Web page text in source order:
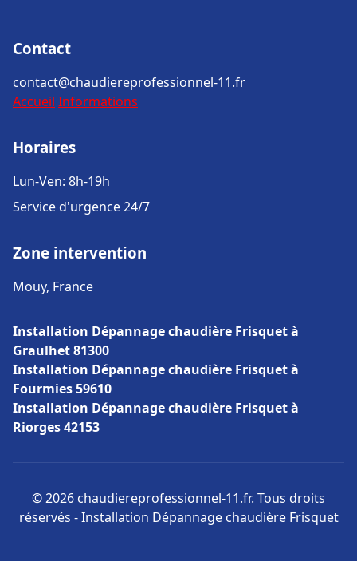
Contact
contact@chaudiereprofessionnel-11.fr
Accueil Informations
Horaires
Lun-Ven: 8h-19h
Service d'urgence 24/7
Zone intervention
Mouy, France
Installation Dépannage chaudière Frisquet à
Graulhet 81300
Installation Dépannage chaudière Frisquet à
Fourmies 59610
Installation Dépannage chaudière Frisquet à
Riorges 42153
© 2026 chaudiereprofessionnel-11.fr. Tous droits
réservés - Installation Dépannage chaudière Frisquet